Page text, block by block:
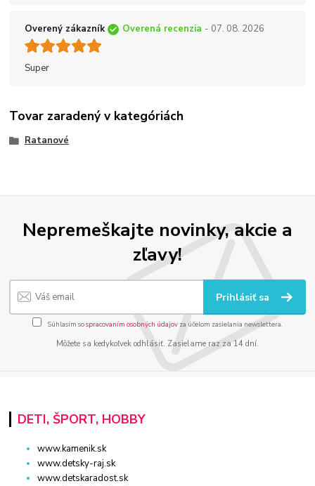
Overený zákazník Overená recenzia - 07. 08. 2026
Super
Tovar zaradený v kategóriách
Ratanové
Nepremeškajte novinky, akcie a
zľavy!
Prihlásiť sa
Súhlasím sospracovaním osobných údajov za účelom zasielania newslettera.
Môžete sa kedykoľvek odhlásiť. Zasielame raz za 14 dní.
DETI, ŠPORT, HOBBY
www.kamenik.sk
www.detsky-raj.sk
www.detskaradost.sk